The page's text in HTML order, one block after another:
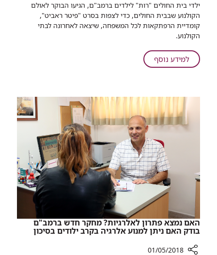
שיתוף
מה
הקשר
ארנבים,
פופקורן
ילדי בית החולים "רות" לילדים ברמב"ם, הגיעו הבוקר לאולם
הקולנוע שבבית החולים, כדי לצפות בסרט "פיטר ראביט",
קומדיית הרפתקאות לכל המשפחה, שיצאה לאחרונה לבתי
הקולנוע.
למידע נוסףעל
מה
ארנבים,
פופקורן
וילדי
רמב"ם
האם נמצא פתרון לאלרגיות? מחקר חדש ברמב"ם
בודק האם ניתן למנוע אלרגיה בקרב ילודים בסיכון
01/05/2018